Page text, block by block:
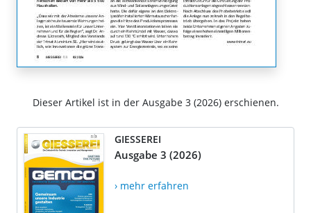
Dieser Artikel ist in der Ausgabe 3 (2026) erschienen.
GIESSEREI
Ausgabe 3 (2026)
› mehr erfahren